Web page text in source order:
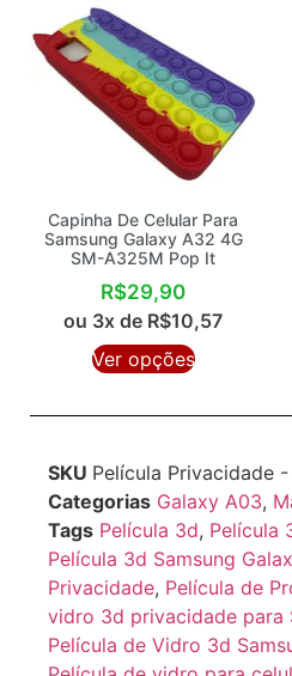
Capinha De Celular Para
Samsung Galaxy A32 4G
SM-A325M Pop It
R$29,90
ou 3x deR$10,57
SKUPelícula Privacidade
Categorias Galaxy A03,
Tags Película 3d,Película
Película 3d Samsung
Privacidade , Película de
vidro 3d privacidade para